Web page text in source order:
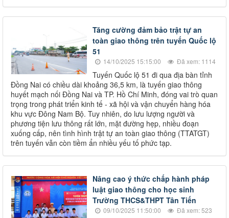
Tăng cường đảm bảo trật tự an
toàn giao thông trên tuyến Quốc lộ
51
14/10/2025 15:15:00 Đã xem: 1114
Tuyến Quốc lộ 51 đi qua địa bàn tỉnh
Đồng Nai có chiều dài khoảng 36,5 km, là tuyến giao thông
huyết mạch nối Đồng Nai và TP. Hồ Chí Minh, đóng vai trò quan
trọng trong phát triển kinh tế - xã hội và vận chuyển hàng hóa
khu vực Đông Nam Bộ. Tuy nhiên, do lưu lượng người và
phương tiện lưu thông rất lớn, mặt đường hẹp, nhiều đoạn
xuống cấp, nên tình hình trật tự an toàn giao thông (TTATGT)
trên tuyến vẫn còn tiềm ẩn nhiều yếu tố phức tạp.
Nâng cao ý thức chấp hành pháp
luật giao thông cho học sinh
Trường THCS&THPT Tân Tiến
09/10/2025 11:50:00 Đã xem: 523